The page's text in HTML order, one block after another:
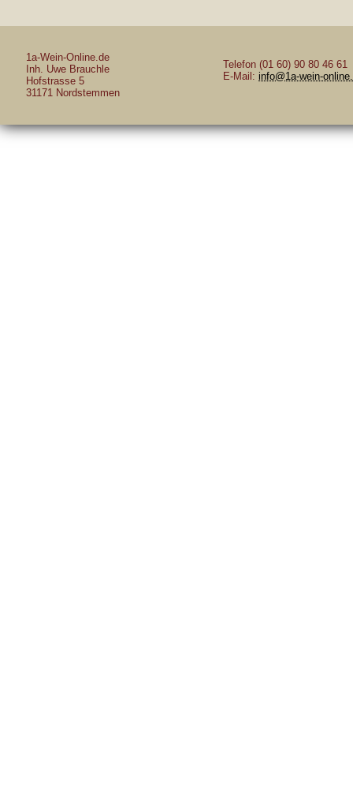
1a-Wein-Online.de
Inh. Uwe Brauchle
Hofstrasse 5
31171 Nordstemmen
Telefon (01 60) 90 80 46 61
E-Mail: info@1a-wein-